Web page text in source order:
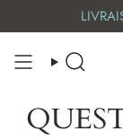
to
content
SEARCH